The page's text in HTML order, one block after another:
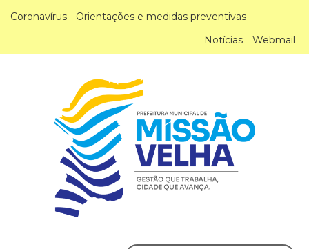
Coronavírus - Orientações e medidas preventivas
Notícias
Webmail